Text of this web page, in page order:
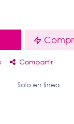
Compartir
Solo en linea